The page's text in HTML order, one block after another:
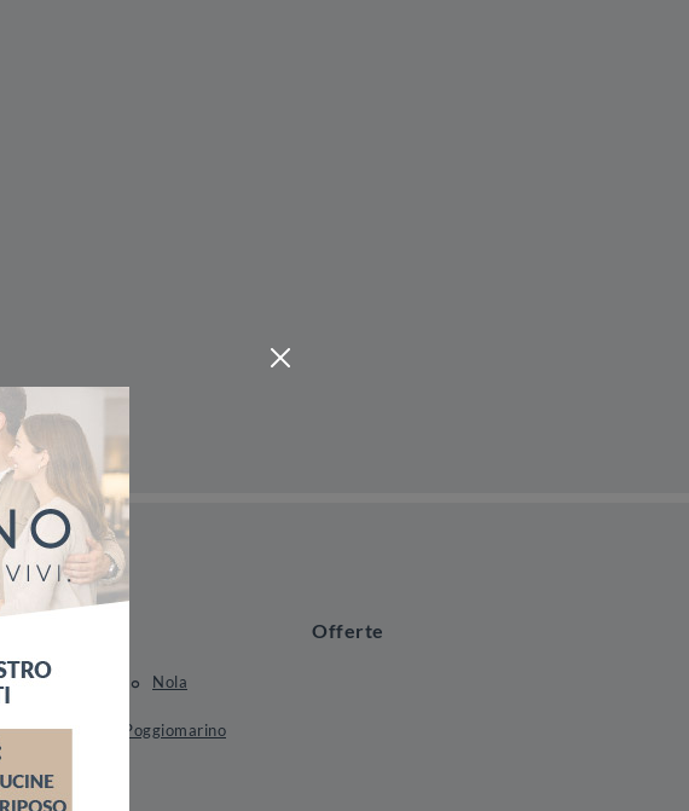
Marigliano Nola
Pagani Poggiomarino
Offerte